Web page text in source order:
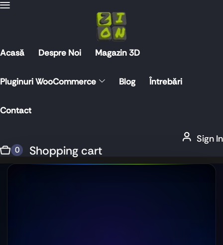
Acasă Despre Noi Magazin 3D
Pluginuri WooCommerce Blog Întrebări
Contact
Sign In
0 Shopping cart